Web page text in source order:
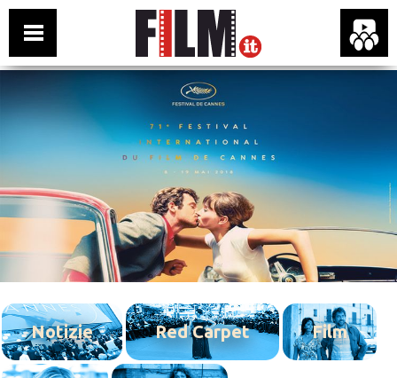
Notizie Red Carpet Film